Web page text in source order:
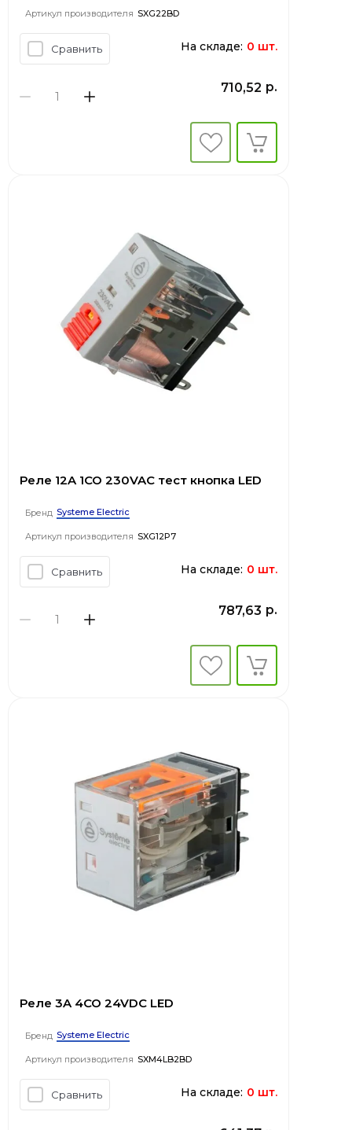
Артикул производителя SXG22BD
Сравнить На складе: 0 шт.
710,52 р.
Реле 12A 1CO 230VAC тест кнопка LED
Бренд Systeme Electric
Артикул производителя SXG12P7
Сравнить На складе: 0 шт.
787,63 р.
Реле 3A 4CO 24VDC LED
Бренд Systeme Electric
Артикул производителя SXM4LB2BD
Сравнить На складе: 0 шт.